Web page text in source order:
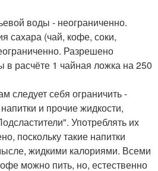
воды - неограниченно.
сахара (чай, кофе, соки,
Разрешено
в расчёте 1 чайная ложка на 250
следует себя ограничить -
и прочие жидкости,
Употреблять их
поскольку такие напитки
жидкими калориями. Всеми
можно пить, но, естественно